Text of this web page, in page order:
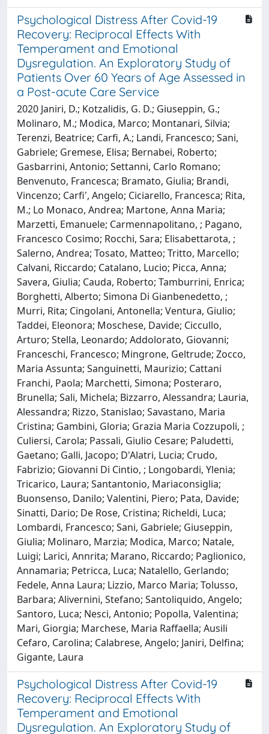
Psychological Distress After Covid-19
Recovery: Reciprocal Effects With
Temperament and Emotional
Dysregulation. An Exploratory Study of
Patients Over 60 Years of Age Assessed in
a Post-acute Care Service
2020 Janiri, D.; Kotzalidis, G. D.; Giuseppin, G.;
Molinaro, M.; Modica, Marco; Montanari, Silvia;
Terenzi, Beatrice; Carfi, A.; Landi, Francesco; Sani,
Gabriele; Gremese, Elisa; Bernabei, Roberto;
Gasbarrini, Antonio; Settanni, Carlo Romano;
Benvenuto, Francesca; Bramato, Giulia; Brandi,
Vincenzo; Carfi', Angelo; Ciciarello, Francesca; Rita,
M.; Lo Monaco, Andrea; Martone, Anna Maria;
Marzetti, Emanuele; Carmennapolitano, ; Pagano,
Francesco Cosimo; Rocchi, Sara; Elisabettarota, ;
Salerno, Andrea; Tosato, Matteo; Tritto, Marcello;
Calvani, Riccardo; Catalano, Lucio; Picca, Anna;
Savera, Giulia; Cauda, Roberto; Tamburrini, Enrica;
Borghetti, Alberto; Simona Di Gianbenedetto, ;
Murri, Rita; Cingolani, Antonella; Ventura, Giulio;
Taddei, Eleonora; Moschese, Davide; Ciccullo,
Arturo; Stella, Leonardo; Addolorato, Giovanni;
Franceschi, Francesco; Mingrone, Geltrude; Zocco,
Maria Assunta; Sanguinetti, Maurizio; Cattani
Franchi, Paola; Marchetti, Simona; Posteraro,
Brunella; Sali, Michela; Bizzarro, Alessandra; Lauria,
Alessandra; Rizzo, Stanislao; Savastano, Maria
Cristina; Gambini, Gloria; Grazia Maria Cozzupoli, ;
Culiersi, Carola; Passali, Giulio Cesare; Paludetti,
Gaetano; Galli, Jacopo; D'Alatri, Lucia; Crudo,
Fabrizio; Giovanni Di Cintio, ; Longobardi, Ylenia;
Tricarico, Laura; Santantonio, Mariaconsiglia;
Buonsenso, Danilo; Valentini, Piero; Pata, Davide;
Sinatti, Dario; De Rose, Cristina; Richeldi, Luca;
Lombardi, Francesco; Sani, Gabriele; Giuseppin,
Giulia; Molinaro, Marzia; Modica, Marco; Natale,
Luigi; Larici, Annrita; Marano, Riccardo; Paglionico,
Annamaria; Petricca, Luca; Natalello, Gerlando;
Fedele, Anna Laura; Lizzio, Marco Maria; Tolusso,
Barbara; Alivernini, Stefano; Santoliquido, Angelo;
Santoro, Luca; Nesci, Antonio; Popolla, Valentina;
Mari, Giorgia; Marchese, Maria Raffaella; Ausili
Cefaro, Carolina; Calabrese, Angelo; Janiri, Delfina;
Gigante, Laura
Psychological Distress After Covid-19
Recovery: Reciprocal Effects With
Temperament and Emotional
Dysregulation. An Exploratory Study of